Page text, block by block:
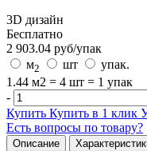
3D дизайн
Бесплатно
2 903.04 руб/упак
м2 шт
упак.
1.44 м2 = 4 шт = 1 упак
-
Купить Купить в 1 клик
Есть вопросы по товару?
Описание